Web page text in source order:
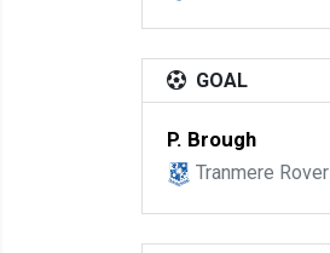
GOAL
P. Brough
Tranmere